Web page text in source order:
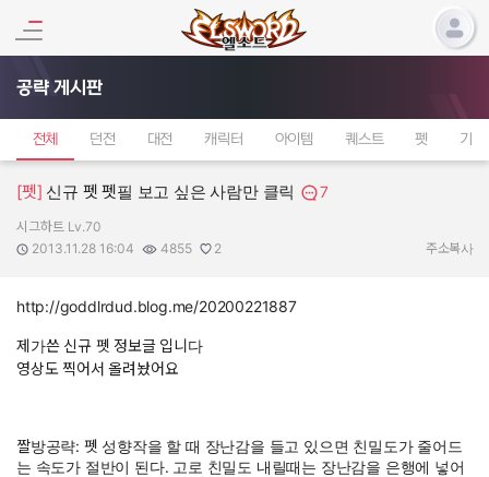
공략 게시판
전체 던전 대전 캐릭터 아이템 퀘스트 펫 기타
[펫] 신규 펫 펫필 보고 싶은 사람만 클릭 7
작성자:
시그하트 Lv.70
작성일:
2013.11.28 16:04
조회수:
4855
추천수:
2 주소복사
http://goddlrdud.blog.me/20200221887
제가쓴 신규 펫 정보글 입니다
영상도 찍어서 올려놨어요
짤방공략: 펫 성향작을 할 때 장난감을 들고 있으면 친밀도가 줄어드
는 속도가 절반이 된다. 고로 친밀도 내릴때는 장난감을 은행에 넣어